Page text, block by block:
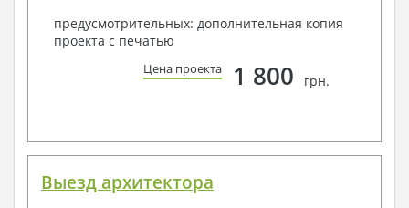
предусмотрительных: дополнительная копия
проекта с печатью
Цена проекта 1 800 грн.
Выезд архитектора